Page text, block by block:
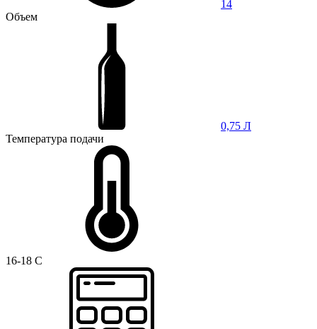
14
Объем
0,75 Л
Температура подачи
16-18 C